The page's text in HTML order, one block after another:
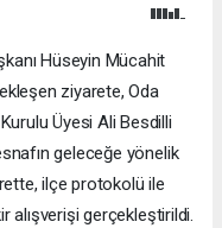
Hüseyin Mücahit
ziyarete, Oda
Üyesi Ali Besdilli
geleceğe yönelik
ilçe protokolü ile
alışverişi gerçekleştirildi.